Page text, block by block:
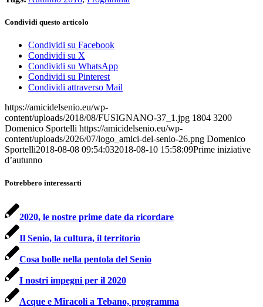
Condividi questo articolo
Condividi su Facebook
Condividi su X
Condividi su WhatsApp
Condividi su Pinterest
Condividi attraverso Mail
https://amicidelsenio.eu/wp-
content/uploads/2018/08/FUSIGNANO-37_1.jpg 1804 3200
Domenico Sportelli https://amicidelsenio.eu/wp-
content/uploads/2026/07/logo_amici-del-senio-26.png Domenico
Sportelli2018-08-08 09:54:032018-08-10 15:58:09Prime iniziative
d’autunno
Potrebbero interessarti
2020, le nostre prime date da ricordare
Il Senio, la cultura, il territorio
Cosa bolle nella pentola del Senio
I nostri impegni per il 2020
Acque e Miracoli a Tebano, programma